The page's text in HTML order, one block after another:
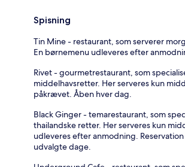
Spisning
Tin Mine - restaurant, som serverer
En børnemenu udleveres efter
Rivet - gourmetrestaurant, som
middelhavsretter. Her serveres kun
påkrævet. Åben hver dag.
Black Ginger - temarestaurant, som
thailandske retter. Her serveres kun
udleveres efter anmodning.
udvalgte dage.